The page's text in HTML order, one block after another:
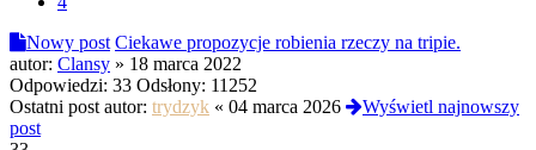
Nowy post Ciekawe propozycje robienia rzeczy na tripie.
autor: Clansy » 18 marca 2022
Odpowiedzi: 33 Odsłony: 11252
Ostatni post autor: trydzyk « 04 marca 2026
Wyświetl najnowszy
post